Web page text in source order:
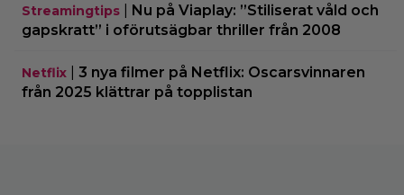
Streamingtips
Nu på Viaplay: ”Stiliserat våld och
gapskratt” i oförutsägbar thriller från 2008
Netflix
3 nya filmer på Netflix: Oscarsvinnaren
från 2025 klättrar på topplistan